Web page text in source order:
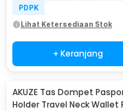
PDPK
Lihat Ketersediaan Stok
+ Keranjang
AKUZE Tas Dompet
Holder Travel Neck Wallet